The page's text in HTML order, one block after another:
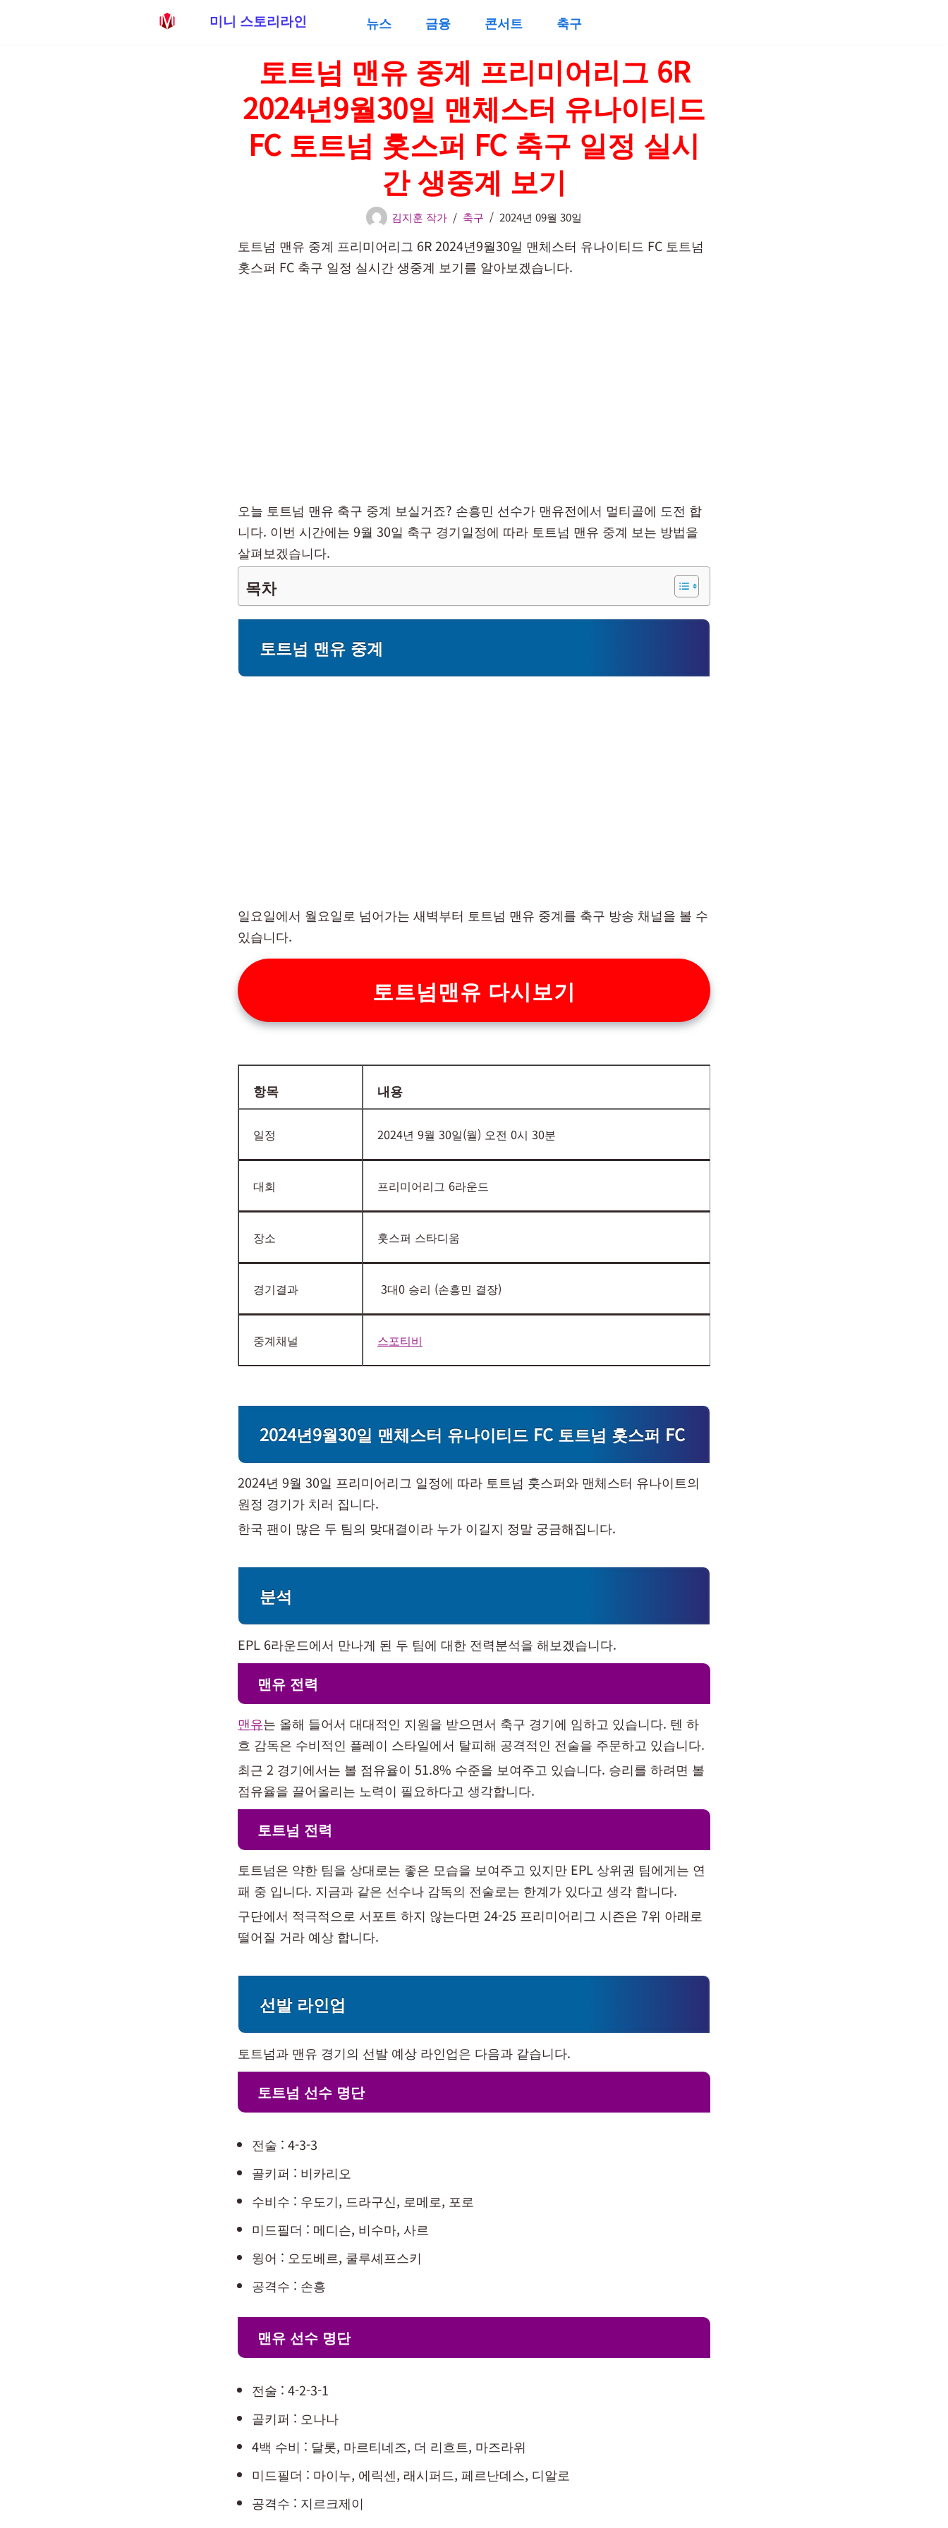
미니 스토리라인 뉴스 금융 콘서트 축구
토트넘 맨유 중계 프리미어리그 6R
2024년9월30일 맨체스터 유나이티드
FC 토트넘 홋스퍼 FC 축구 일정 실시
간 생중계 보기
김지훈 작가 축구 2024년 09월 30일
토트넘 맨유 중계 프리미어리그 6R 2024년9월30일 맨체스터 유나이티드 FC 토트넘
홋스퍼 FC 축구 일정 실시간 생중계 보기를 알아보겠습니다.
오늘 토트넘 맨유 축구 중계 보실거죠? 손흥민 선수가 맨유전에서 멀티골에 도전 합
니다. 이번 시간에는 9월 30일 축구 경기일정에 따라 토트넘 맨유 중계 보는 방법을
살펴보겠습니다.
목차
토트넘 맨유 중계
일요일에서 월요일로 넘어가는 새벽부터 토트넘 맨유 중계를 축구 방송 채널을 볼 수
있습니다.
토트넘맨유 다시보기
항목 내용
일정 2024년 9월 30일(월) 오전 0시 30분
대회 프리미어리그 6라운드
장소 훗스퍼 스타디움
경기결과 3대0 승리 (손흥민 결장)
중계채널 스포티비
2024년9월30일 맨체스터 유나이티드 FC 토트넘 홋스퍼 FC
2024년 9월 30일 프리미어리그 일정에 따라 토트넘 훗스퍼와 맨체스터 유나이트의
원정 경기가 치러 집니다.
한국 팬이 많은 두 팀의 맞대결이라 누가 이길지 정말 궁금해집니다.
분석
EPL 6라운드에서 만나게 된 두 팀에 대한 전력분석을 해보겠습니다.
맨유 전력
맨유는 올해 들어서 대대적인 지원을 받으면서 축구 경기에 임하고 있습니다. 텐 하
흐 감독은 수비적인 플레이 스타일에서 탈피해 공격적인 전술을 주문하고 있습니다.
최근 2 경기에서는 볼 점유율이 51.8% 수준을 보여주고 있습니다. 승리를 하려면 볼
점유율을 끌어올리는 노력이 필요하다고 생각합니다.
토트넘 전력
토트넘은 약한 팀을 상대로는 좋은 모습을 보여주고 있지만 EPL 상위권 팀에게는 연
패 중 입니다. 지금과 같은 선수나 감독의 전술로는 한계가 있다고 생각 합니다.
구단에서 적극적으로 서포트 하지 않는다면 24-25 프리미어리그 시즌은 7위 아래로
떨어질 거라 예상 합니다.
선발 라인업
토트넘과 맨유 경기의 선발 예상 라인업은 다음과 같습니다.
토트넘 선수 명단
전술 : 4-3-3
골키퍼 : 비카리오
수비수 : 우도기, 드라구신, 로메로, 포로
미드필더 : 메디슨, 비수마, 사르
윙어 : 오도베르, 쿨루셰프스키
공격수 : 손흥
맨유 선수 명단
전술 : 4-2-3-1
골키퍼 : 오나나
4백 수비 : 달롯, 마르티네즈, 더 리흐트, 마즈라위
미드필더 : 마이누, 에릭센, 래시퍼드, 페르난데스, 디알로
공격수 : 지르크제이